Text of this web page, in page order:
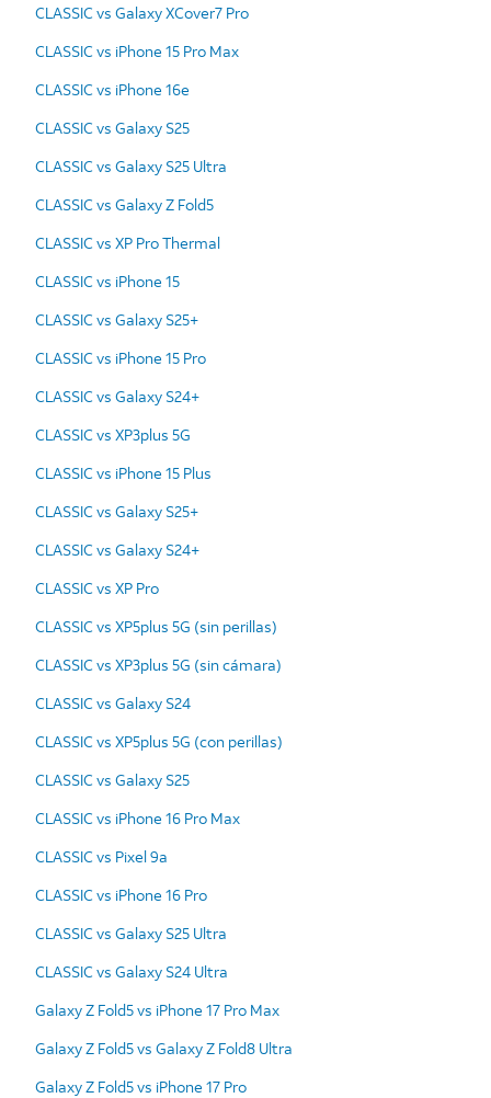
CLASSIC vs Galaxy XCover7 Pro
CLASSIC vs iPhone 15 Pro Max
CLASSIC vs iPhone 16e
CLASSIC vs Galaxy S25
CLASSIC vs Galaxy S25 Ultra
CLASSIC vs Galaxy Z Fold5
CLASSIC vs XP Pro Thermal
CLASSIC vs iPhone 15
CLASSIC vs Galaxy S25+
CLASSIC vs iPhone 15 Pro
CLASSIC vs Galaxy S24+
CLASSIC vs XP3plus 5G
CLASSIC vs iPhone 15 Plus
CLASSIC vs Galaxy S25+
CLASSIC vs Galaxy S24+
CLASSIC vs XP Pro
CLASSIC vs XP5plus 5G (sin perillas)
CLASSIC vs XP3plus 5G (sin cámara)
CLASSIC vs Galaxy S24
CLASSIC vs XP5plus 5G (con perillas)
CLASSIC vs Galaxy S25
CLASSIC vs iPhone 16 Pro Max
CLASSIC vs Pixel 9a
CLASSIC vs iPhone 16 Pro
CLASSIC vs Galaxy S25 Ultra
CLASSIC vs Galaxy S24 Ultra
Galaxy Z Fold5 vs iPhone 17 Pro Max
Galaxy Z Fold5 vs Galaxy Z Fold8 Ultra
Galaxy Z Fold5 vs iPhone 17 Pro